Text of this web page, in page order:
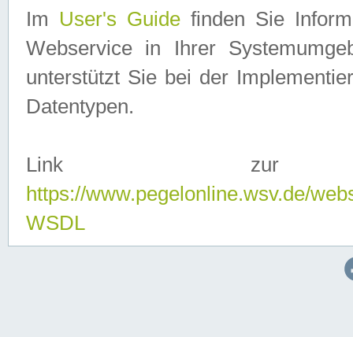
Im User's Guidefinden Sie
Webservice in Ihrer
unterstützt Sie bei der
Datentypen.
Link zur
https://www.pegelonline.wsv.de/
WSDL